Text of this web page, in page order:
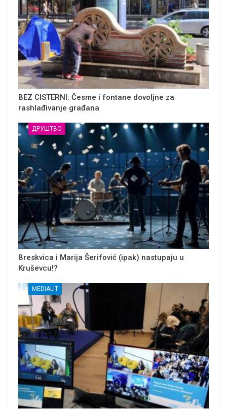
BEZ CISTERNI: Česme i fontane dovoljne za
rashlađivanje građana
ДРУШТВО
Breskvica i Marija Šerifović (ipak) nastupaju u
Kruševcu!?
MEDIALIT